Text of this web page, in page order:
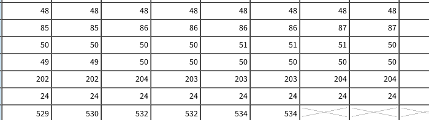
48 48 48 48 48 48 48
48
85 85 86 86 86 86 87
87
50 50 50 50 51 51 51
50
49 49 50 50 50 50 50
50
202 202 204 203 203 203 204
204
24 24 24 24 24 24 24
24
529 530 532 532 534
534